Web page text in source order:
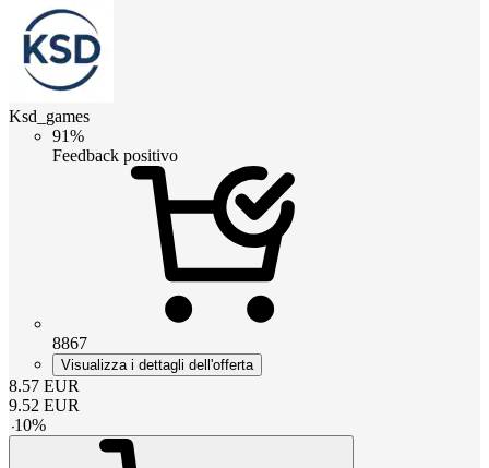
Ksd_games
91%
Feedback positivo
8867
Visualizza i dettagli dell'offerta
8.57 EUR
9.52 EUR
-10%